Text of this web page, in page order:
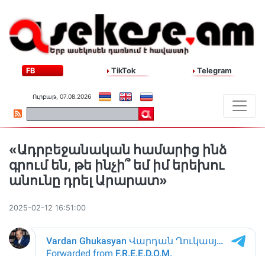
FB TikTok Telegram
Ուրբաթ, 07.08.2026
«Ադրբեջանական համարից ինձ
գրում են, թե ինչի՞ եմ իմ երեխու
անունը դրել Արարատ»
2025-02-12 16:51:00